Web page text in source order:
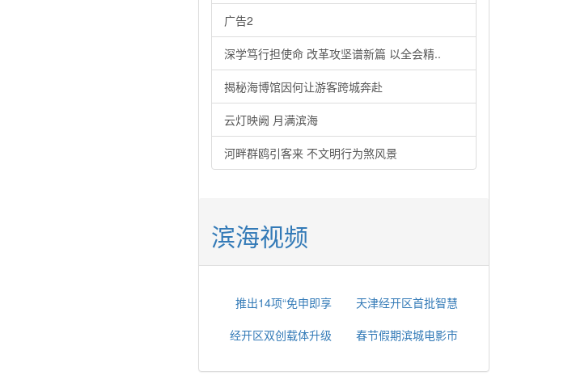
广告2
深学笃行担使命 改革攻坚谱新篇 以全会精..
揭秘海博馆因何让游客跨城奔赴
云灯映阙 月满滨海
河畔群鸥引客来 不文明行为煞风景
滨海视频
推出14项“免申即享
天津经开区首批智慧
经开区双创载体升级
春节假期滨城电影市